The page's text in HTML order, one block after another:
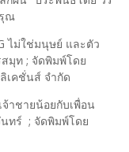
ณ
ไม่ใช่มนุษย์ และตัว
มุท ; จัดพิมพ์โดย
เคชั่นส์ จำกัด
าชายน้อยกับเพื่อน
ทร์ ; จัดพิมพ์โดย